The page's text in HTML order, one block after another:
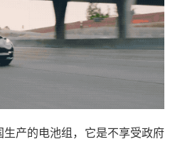
产的电池组，它是不享受政府